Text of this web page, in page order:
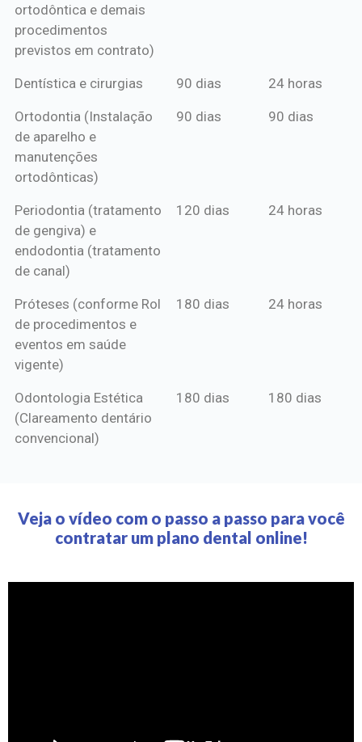
ortodôntica e demais
procedimentos
previstos em contrato)
Dentística e cirurgias 90 dias 24 horas
Ortodontia (Instalação
de aparelho e
manutenções
ortodônticas)
90 dias 90 dias
Periodontia (tratamento
de gengiva) e
endodontia (tratamento
de canal)
120 dias 24 horas
Próteses (conforme Rol
de procedimentos e
eventos em saúde
vigente)
180 dias 24 horas
Odontologia Estética
(Clareamento dentário
convencional)
180 dias 180 dias
Veja o vídeo com o passo a passo para você
contratar um plano dental online!